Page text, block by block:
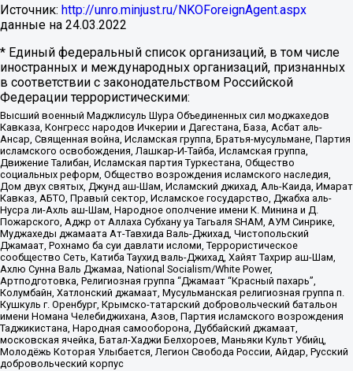
Источник: http://unro.minjust.ru/NKOForeignAgent.aspx
данные на 24.03.2022
* Единый федеральный список организаций, в том числе
иностранных и международных организаций, признанных
в соответствии с законодательством Российской
Федерации террористическими:
Высший военный Маджлисуль Шура Объединенных сил моджахедов
Кавказа, Конгресс народов Ичкерии и Дагестана, База, Асбат аль-
Ансар, Священная война, Исламская группа, Братья-мусульмане, Партия
исламского освобождения, Лашкар-И-Тайба, Исламская группа,
Движение Талибан, Исламская партия Туркестана, Общество
социальных реформ, Общество возрождения исламского наследия,
Дом двух святых, Джунд аш-Шам, Исламский джихад, Аль-Каида, Имарат
Кавказ, АБТО, Правый сектор, Исламское государство, Джабха аль-
Нусра ли-Ахль аш-Шам, Народное ополчение имени К. Минина и Д.
Пожарского, Аджр от Аллаха Субхану уа Тагьаля SHAM, АУМ Синрике,
Муджахеды джамаата Ат-Тавхида Валь-Джихад, Чистопольский
Джамаат, Рохнамо ба суи давлати исломи, Террористическое
сообщество Сеть, Катиба Таухид валь-Джихад, Хайят Тахрир аш-Шам,
Ахлю Сунна Валь Джамаа, National Socialism/White Power,
Артподготовка, Религиозная группа “Джамаат “Красный пахарь”,
Колумбайн, Хатлонский джамаат, Мусульманская религиозная группа п.
Кушкуль г. Оренбург, Крымско-татарский добровольческий батальон
имени Номана Челебиджихана, Азов, Партия исламского возрождения
Таджикистана, Народная самооборона, Дуббайский джамаат,
московская ячейка, Батал-Хаджи Белхороев, Маньяки Культ Убийц,
Молодёжь Которая Улыбается, Легион Свобода России, Айдар, Русский
добровольческий корпус